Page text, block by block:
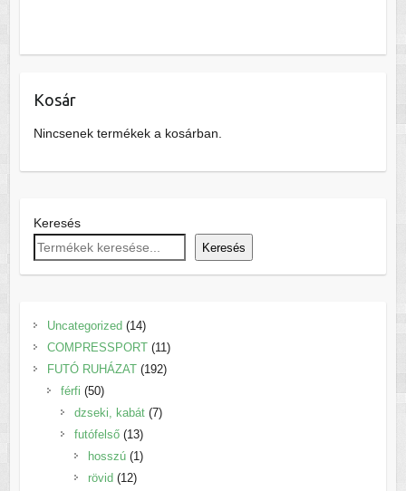
Kosár
Nincsenek termékek a kosárban.
Keresés
Keresés
Uncategorized 1414
termék
COMPRESSPORT 1111
termék
FUTÓ RUHÁZAT 192192
férfi 5050
termék
dzseki, kabát 77
futófelső 1313
termék
hosszú 11
rövid 1212